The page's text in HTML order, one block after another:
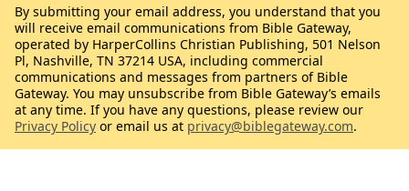
By submitting your email address, you understand that you
will receive email communications from Bible Gateway,
operated by HarperCollins Christian Publishing, 501 Nelson
Pl, Nashville, TN 37214 USA, including commercial
communications and messages from partners of Bible
Gateway. You may unsubscribe from Bible Gateway’s emails
at any time. If you have any questions, please review our
Privacy Policy or email us at privacy@biblegateway.com.